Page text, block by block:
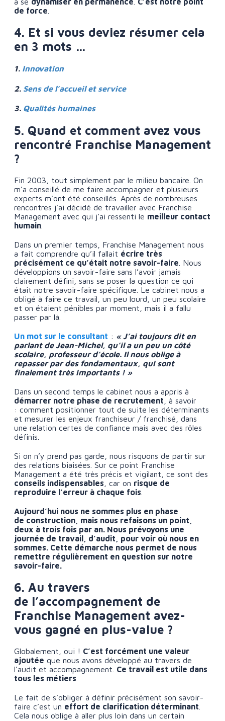
de force
4. Et si vous deviez résumer cela
en 3 mots …
1. Innovation
2. Sens de l’accueil et service
3. Qualités humaines
5. Quand et comment avez vous
rencontré Franchise Management
?
Fin 2003, tout simplement par le milieu bancaire. On
m’a conseillé de me faire accompagner et plusieurs
experts m’ont été conseillés. Après de nombreuses
rencontres j’ai décidé de travailler avec Franchise
Management avec qui j’ai ressenti le meilleur contact
humain
Dans un premier temps, Franchise Management nous
a fait comprendre qu’il fallait écrire très
précisément ce qu’était notre savoir-faire . Nous
développions un savoir-faire sans l’avoir jamais
clairement défini, sans se poser la question ce qui
était notre savoir-faire spécifique. Le cabinet nous a
obligé à faire ce travail, un peu lourd, un peu scolaire
et on étaient pénibles par moment, mais il a fallu
passer par là.
Un mot sur le consultant : « J’ai toujours dit en
parlant de Jean-Michel, qu’il a un peu un côté
scolaire, professeur d’école. Il nous oblige à
repasser par des fondamentaux, qui sont
finalement très importants ! »
Dans un second temps le cabinet nous a appris à
démarrer notre phase de recrutement , à savoir
: comment positionner tout de suite les déterminants
et mesurer les enjeux franchiseur / franchisé, dans
une relation certes de confiance mais avec des rôles
définis.
Si on n’y prend pas garde, nous risquons de partir sur
des relations biaisées. Sur ce point Franchise
Management a été très précis et vigilant, ce sont des
conseils indispensables , car on risque de
reproduire l’erreur à chaque fois
Aujourd’hui nous ne sommes plus en phase
de construction, mais nous refaisons un point,
deux à trois fois par an. Nous prévoyons une
journée de travail, d’audit, pour voir où nous en
sommes. Cette démarche nous permet de nous
remettre régulièrement en question sur notre
savoir-faire.
6. Au travers
de l’accompagnement de
Franchise Management avez-
vous gagné en plus-value ?
Globalement, oui ! C’est forcément une valeur
ajoutée que nous avons développé au travers de
l’audit et accompagnement. Ce travail est utile dans
tous les métiers
Le fait de s’obliger à définir précisément son savoir-
faire c’est un effort de clarification déterminant
Cela nous oblige à aller plus loin dans un certain